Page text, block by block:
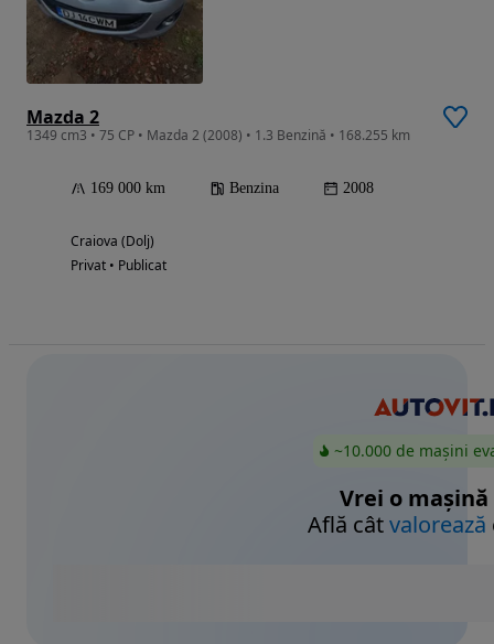
Mazda 2
1349 cm3 • 75 CP • Mazda 2 (2008) • 1.3 Benzină • 168.255 km
169 000 km Benzina 2008
Craiova (Dolj)
Privat • Publicat
~10.000 de mașini
Vrei o mașină
Află câtvalorează